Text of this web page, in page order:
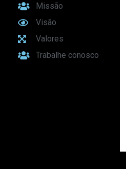
Missão
Visão
Valores
Trabalhe conosco